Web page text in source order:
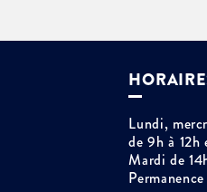
Lundi,
de 9h à 12h
Mardi de